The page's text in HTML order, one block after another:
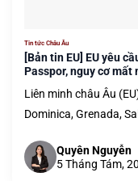
Tin tức Châu Âu
[Bản tin EU] EU yêu
Passpor, nguy cơ mất
Liên minh châu Âu
Dominica, Grenada,
Quyên Nguyễn
5 Tháng Tám,